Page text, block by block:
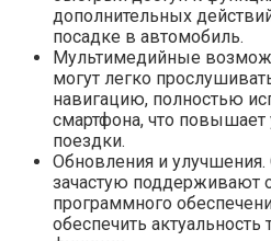
дополнительных
посадке в автомобиль.
Мультимедийные
могут легко
навигацию, полностью
смартфона, что повышает
поездки.
Обновления и
зачастую поддерживают
программного
обеспечить